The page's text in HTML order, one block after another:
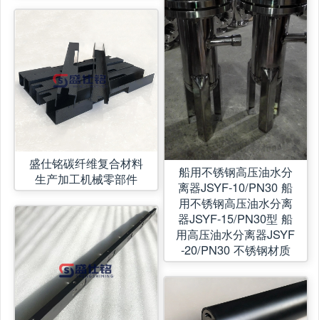
盛仕铭碳纤维复合材料
生产加工机械零部件
船用不锈钢高压油水分
离器JSYF-10/PN30 船
用不锈钢高压油水分离
器JSYF-15/PN30型 船
用高压油水分离器JSYF
-20/PN30 不锈钢材质